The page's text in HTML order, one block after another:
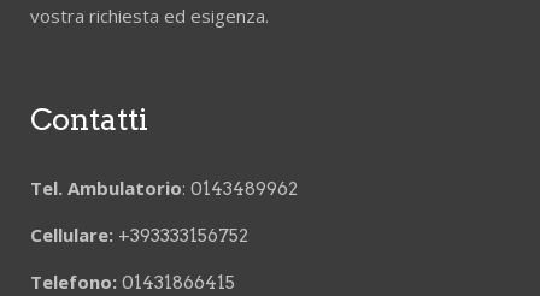
vostra richiesta ed esigenza.
Contatti
Tel. Ambulatorio: 0143489962
Cellulare: +393333156752
Telefono: 01431866415